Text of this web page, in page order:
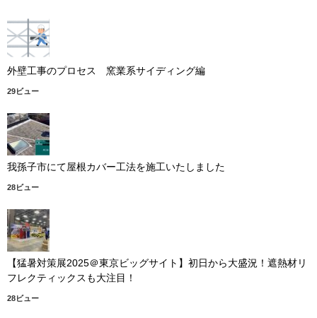
外壁工事のプロセス 窯業系サイディング編
29ビュー
我孫子市にて屋根カバー工法を施工いたしました
28ビュー
【猛暑対策展2025＠東京ビッグサイト】初日から大盛況！遮熱材リ
フレクティックスも大注目！
28ビュー